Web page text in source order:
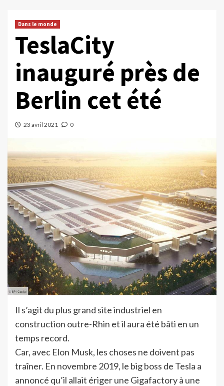
Dans le monde
TeslaCity
inauguré près de
Berlin cet été
23 avril 2021 0
Il s’agit du plus grand site industriel en
construction outre-Rhin et il aura été bâti en un
temps record.
Car, avec Elon Musk, les choses ne doivent pas
traîner. En novembre 2019, le big boss de Tesla a
annoncé qu’il allait ériger une Gigafactory à une